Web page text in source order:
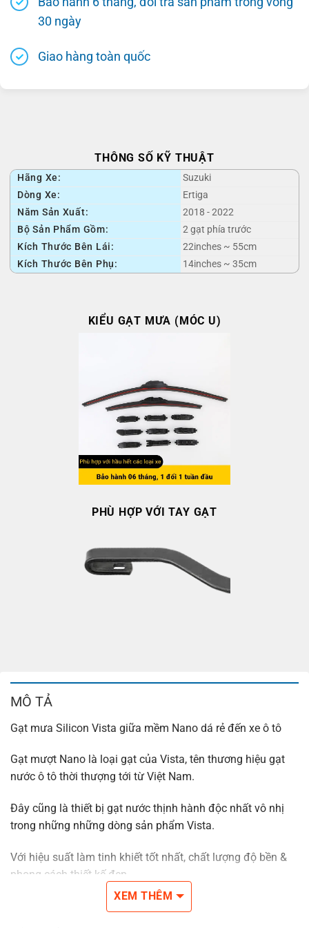
30 ngày
Giao hàng toàn quốc
THÔNG SỐ KỸ THUẬT
Hãng Xe:
Suzuki
Dòng Xe:
Ertiga
Năm Sản Xuất:
2018 - 2022
Bộ Sản Phẩm Gồm:
2 gạt phía trước
Kích Thước Bên Lái:
22inches ~ 55cm
Kích Thước Bên Phụ:
14inches ~ 35cm
KIỂU GẠT MƯA (MÓC U)
PHÙ HỢP VỚI TAY GẠT
MÔ TẢ
Gạt mưa Silicon Vista giữa mềm Nano dá rẻ đến xe ô tô
Gạt mượt Nano là loại gạt của Vista, tên thương hiệu gạt
nước ô tô thời thượng tới từ Việt Nam.
Đây cũng là thiết bị gạt nước thịnh hành độc nhất vô nhị
trong những những dòng sản phẩm Vista.
Với hiệu suất làm tinh khiết tốt nhất, chất lượng độ bền &
phong cách thiết kế đẹp.
XEM THÊM